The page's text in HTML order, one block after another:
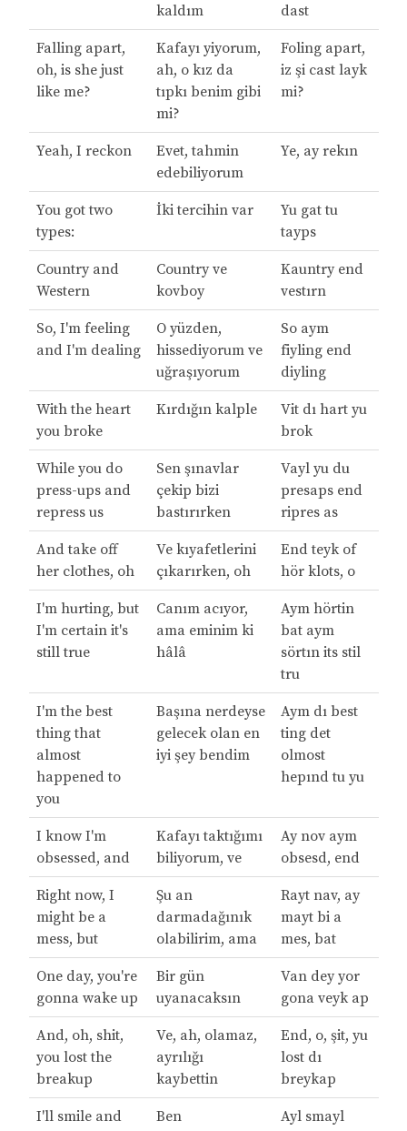
kaldım
dast
Falling apart,
oh, is she just
like me?
Kafayı yiyorum,
ah, o kız da
tıpkı benim gibi
mi?
Foling apart,
iz şi cast layk
mi?
Yeah, I reckon
Evet, tahmin
edebiliyorum
Ye, ay rekın
You got two
types:
İki tercihin var
Yu gat tu
tayps
Country and
Western
Country ve
kovboy
Kauntry end
vestırn
So, I'm feeling
and I'm dealing
O yüzden,
hissediyorum ve
uğraşıyorum
So aym
fiyling end
diyling
With the heart
you broke
Kırdığın kalple
Vit dı hart yu
brok
While you do
press-ups and
repress us
Sen şınavlar
çekip bizi
bastırırken
Vayl yu du
presaps end
ripres as
And take off
her clothes, oh
Ve kıyafetlerini
çıkarırken, oh
End teyk of
hör klots, o
I'm hurting, but
I'm certain it's
still true
Canım acıyor,
ama eminim ki
hâlâ
Aym hörtin
bat aym
sörtın its stil
tru
I'm the best
thing that
almost
happened to
you
Başına nerdeyse
gelecek olan en
iyi şey bendim
Aym dı best
ting det
olmost
hepınd tu yu
I know I'm
obsessed, and
Kafayı taktığımı
biliyorum, ve
Ay nov aym
obsesd, end
Right now, I
might be a
mess, but
Şu an
darmadağınık
olabilirim, ama
Rayt nav, ay
mayt bi a
mes, bat
One day, you're
gonna wake up
Bir gün
uyanacaksın
Van dey yor
gona veyk ap
And, oh, shit,
you lost the
breakup
Ve, ah, olamaz,
ayrılığı
kaybettin
End, o, şit, yu
lost dı
breykap
I'll smile and
Ben
Ayl smayl